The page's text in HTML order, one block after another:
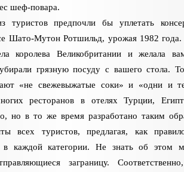
шеф-повара.
туристов предпочли бы уплетать
Шато-Мутон Ротшильд, урожая 1982 года.
королева Великобритании и желала
грязную посуду с вашего стола.
«не свежевыжатые соки» и «одни и
ресторанов в отелях Турции,
но в то же время разработано таким
всех туристов, предлагая, как
в каждой категории. Не знать об этом
заграницу.